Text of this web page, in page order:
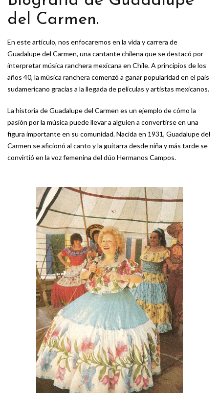
del Carmen.
En este artículo, nos enfocaremos en la vida y carrera de
Guadalupe del Carmen, una cantante chilena que se destacó por
interpretar música ranchera mexicana en Chile. A principios de los
años 40, la música ranchera comenzó a ganar popularidad en el país
sudamericano gracias a la llegada de películas y artistas mexicanos.
La historia de Guadalupe del Carmen es un ejemplo de cómo la
pasión por la música puede llevar a alguien a convertirse en una
figura importante en su comunidad. Nacida en 1931, Guadalupe del
Carmen se aficionó al canto y la guitarra desde niña y más tarde se
convirtió en la voz femenina del dúo Hermanos Campos.